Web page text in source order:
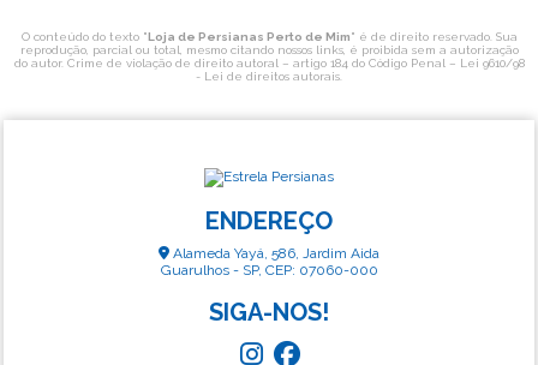
O conteúdo do texto "Loja de Persianas Perto de Mim" é de direito reservado. Sua
reprodução, parcial ou total, mesmo citando nossos links, é proibida sem a autorização
do autor. Crime de violação de direito autoral – artigo 184 do Código Penal – Lei 9610/98
- Lei de direitos autorais
ENDEREÇO
Alameda Yayá, 586, Jardim Aida
Guarulhos - SP, CEP: 07060-000
SIGA-NOS!